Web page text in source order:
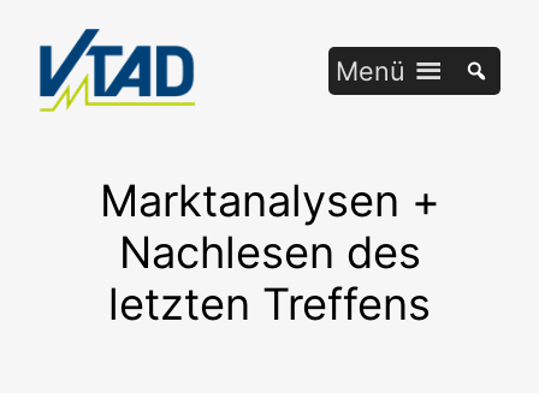
springen
Menü
Marktanalysen +
Nachlesen des
letzten Treffens